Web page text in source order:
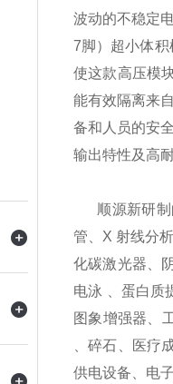
波动的不稳定
7脚）超小体
使这款高压模
能有效隔离来
备和人员的安
输出特性及高
顺源新研制
管、X 射线分
化碳激光器、
电泳 、蛋白质
图象增强器、
、碎石、医疗
供电设备、电